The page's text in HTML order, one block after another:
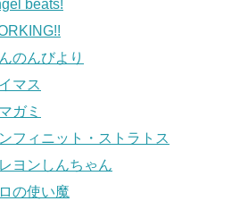
beats!
のんびより
マス
ガミ
フィニット・ストラトス
ヨンしんちゃん
の使い魔